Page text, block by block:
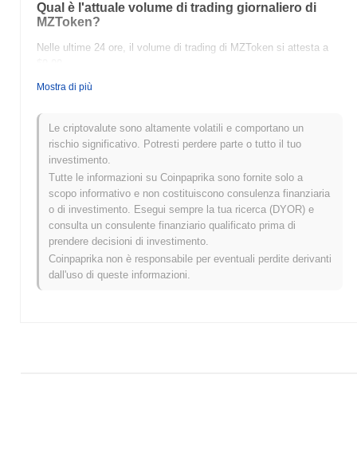
Qual è l'attuale volume di trading giornaliero di
MZToken?
Nelle ultime 24 ore, il volume di trading di MZToken si attesta a
Qual è lo storico della fascia di prezzo di
Massimo Storico (ATH):$63.37
Minimo Storico (ATL): $0.00
MZToken è attualmente scambiato ~25.98% al di sotto del suo
ATH .
Come si sta comportando MZToken rispetto al
mercato crypto più ampio?
Negli ultimi 7 giorni, MZToken ha guadagnato
mercato crypto complessivo che ha registrato un calo del
Mostra di più
Le criptovalute sono altamente volatili e comportano un
rischio significativo. Potresti perdere parte o tutto il tuo
investimento.
Tutte le informazioni su Coinpaprika sono fornite solo a
scopo informativo e non costituiscono consulenza finanziaria
o di investimento. Esegui sempre la tua ricerca (DYOR) e
consulta un consulente finanziario qualificato prima di
prendere decisioni di investimento.
Coinpaprika non è responsabile per eventuali perdite derivanti
dall'uso di queste informazioni.